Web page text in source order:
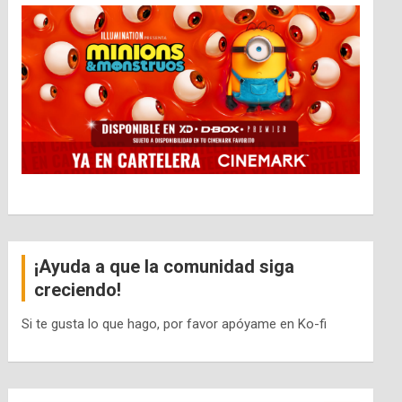
¡Ayuda a que la comunidad siga
creciendo!
Si te gusta lo que hago, por favor apóyame en Ko-fi